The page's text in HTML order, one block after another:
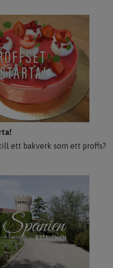
ett bakverk som ett proffs?